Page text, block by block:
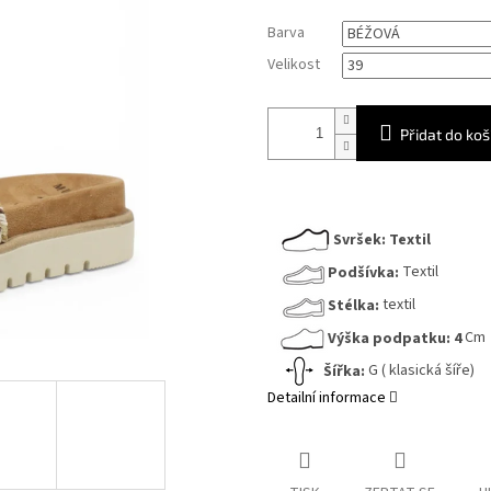
cena:
Barva
Velikost
Přidat do
Svršek: Textil
Podšívka: Textil
Stélka: textil
Výška podpatku: 4Cm
Šířka: G ( klasická šíře)
Detailní informace